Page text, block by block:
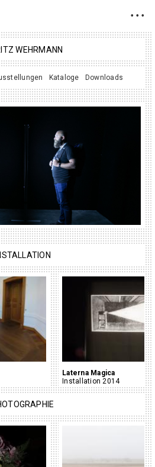
• • •
WEHRMANN
Kataloge Downloads
Laterna Magica
Installation 2014